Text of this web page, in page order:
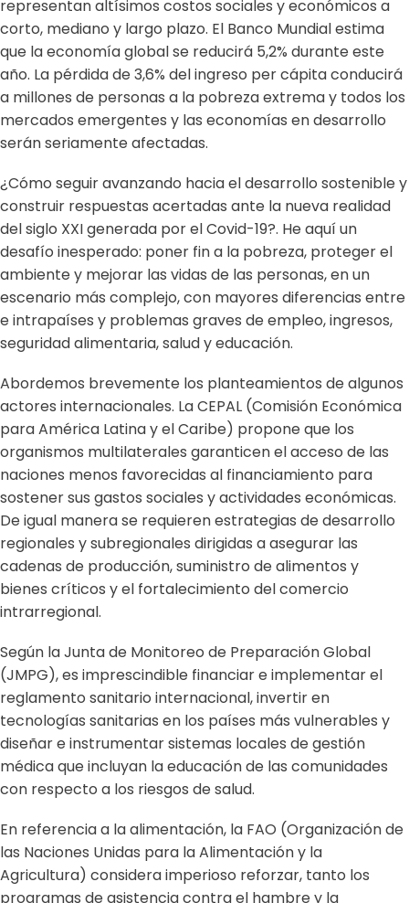
representan altísimos costos sociales y económicos a
corto, mediano y largo plazo. El Banco Mundial estima
que la economía global se reducirá 5,2% durante este
año. La pérdida de 3,6% del ingreso per cápita conducirá
a millones de personas a la pobreza extrema y todos los
mercados emergentes y las economías en desarrollo
serán seriamente afectadas.
¿Cómo seguir avanzando hacia el desarrollo sostenible y
construir respuestas acertadas ante la nueva realidad
del siglo XXI generada por el Covid-19?. He aquí un
desafío inesperado: poner fin a la pobreza, proteger el
ambiente y mejorar las vidas de las personas, en un
escenario más complejo, con mayores diferencias entre
e intrapaíses y problemas graves de empleo, ingresos,
seguridad alimentaria, salud y educación.
Abordemos brevemente los planteamientos de algunos
actores internacionales. La CEPAL (Comisión Económica
para América Latina y el Caribe) propone que los
organismos multilaterales garanticen el acceso de las
naciones menos favorecidas al financiamiento para
sostener sus gastos sociales y actividades económicas.
De igual manera se requieren estrategias de desarrollo
regionales y subregionales dirigidas a asegurar las
cadenas de producción, suministro de alimentos y
bienes críticos y el fortalecimiento del comercio
intrarregional.
Según la Junta de Monitoreo de Preparación Global
(JMPG), es imprescindible financiar e implementar el
reglamento sanitario internacional, invertir en
tecnologías sanitarias en los países más vulnerables y
diseñar e instrumentar sistemas locales de gestión
médica que incluyan la educación de las comunidades
con respecto a los riesgos de salud.
En referencia a la alimentación, la FAO (Organización de
las Naciones Unidas para la Alimentación y la
Agricultura) considera imperioso reforzar, tanto los
programas de asistencia contra el hambre y la